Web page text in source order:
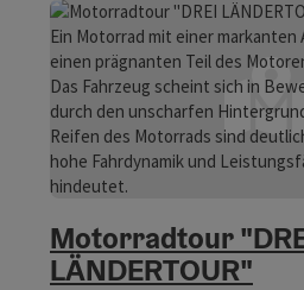
Motorradtour
LÄNDERTOUR"